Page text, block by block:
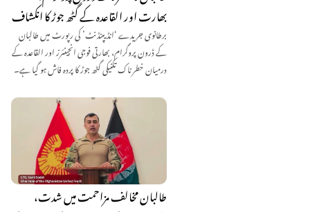
بھارت اور القاعدہ کے گٹھ جوڑ کا انکشاف
برطانوی جریدے ‘انڈیپنڈنٹ’ کی رپورٹ میں طالبان
کے ڈرون پروگرام، بھارتی فوجی انجینئرز اور القاعدہ کے
درمیان خطرناک تکنیکی گٹھ جوڑ کا پردہ فاش ہو گیا ہے۔
طالبان مخالف مزاحمت میں شدت،